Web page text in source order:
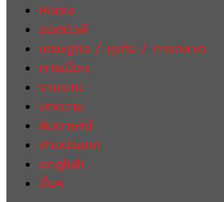
Home
ฮอตนิวส์
เศรษฐกิจ / ธุรกิจ / การตลาด
การเมือง
รายงาน
บทความ
สัมภาษณ์
ต่างประเทศ
english
อื่นๆ